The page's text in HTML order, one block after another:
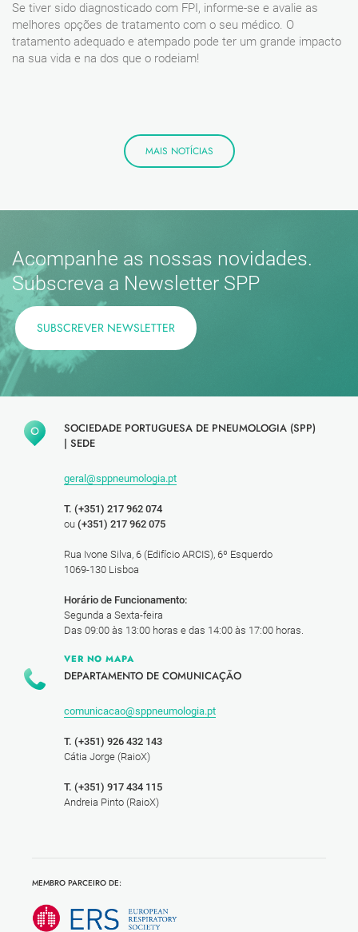
Se tiver sido diagnosticado com FPI, informe-se e avalie as
melhores opções de tratamento com o seu médico. O
tratamento adequado e atempado pode ter um grande impacto
na sua vida e na dos que o rodeiam!
MAIS NOTÍCIAS
Acompanhe as nossas novidades.
Subscreva a Newsletter SPP
SUBSCREVER NEWSLETTER
SOCIEDADE PORTUGUESA DE PNEUMOLOGIA (SPP)
| SEDE
geral@sppneumologia.pt
T. (+351) 217 962 074
ou (+351) 217 962 075
Rua Ivone Silva, 6 (Edifício ARCIS), 6º Esquerdo
1069-130 Lisboa
Horário de Funcionamento:
Segunda a Sexta-feira
Das 09:00 às 13:00 horas e das 14:00 às 17:00 horas.
VER NO MAPA
DEPARTAMENTO DE COMUNICAÇÃO
comunicacao@sppneumologia.pt
T. (+351) 926 432 143
Cátia Jorge (RaioX)
T. (+351) 917 434 115
Andreia Pinto (RaioX)
MEMBRO PARCEIRO DE: